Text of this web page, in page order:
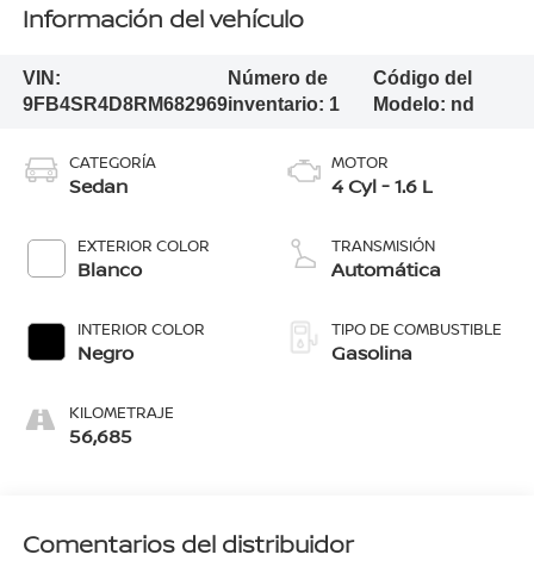
Información del vehículo
VIN:
9FB4SR4D8RM682969
Número de
inventario: 1
Código del
Modelo: nd
CATEGORÍA
Sedan
EXTERIOR COLOR
Blanco
INTERIOR COLOR
Negro
KILOMETRAJE
56,685
MOTOR
4 Cyl - 1.6 L
TRANSMISIÓN
Automática
TIPO DE COMBUSTIBLE
Gasolina
Comentarios del distribuidor